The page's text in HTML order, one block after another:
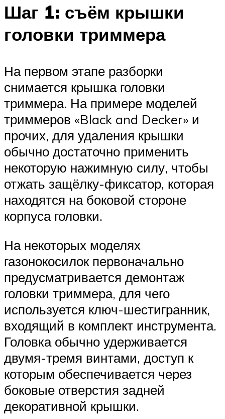
Шаг 1: съём крышки
головки триммера
На первом этапе разборки
снимается крышка головки
триммера. На примере моделей
триммеров «Black and Decker» и
прочих, для удаления крышки
обычно достаточно применить
некоторую нажимную силу, чтобы
отжать защёлку-фиксатор, которая
находятся на боковой стороне
корпуса головки.
На некоторых моделях
газонокосилок первоначально
предусматривается демонтаж
головки триммера, для чего
используется ключ-шестигранник,
входящий в комплект инструмента.
Головка обычно удерживается
двумя-тремя винтами, доступ к
которым обеспечивается через
боковые отверстия задней
декоративной крышки.